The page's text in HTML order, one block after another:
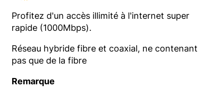
Profitez d'un accès illimité à l'internet super
rapide (1000Mbps).
Réseau hybride fibre et coaxial, ne contenant
pas que de la fibre
Remarque